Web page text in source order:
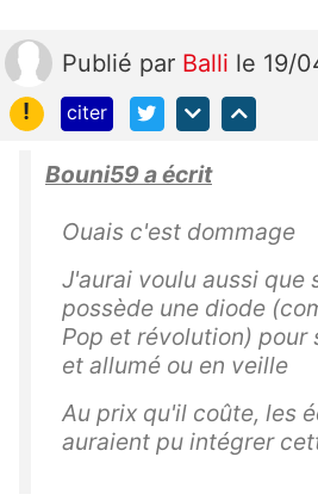
Publié par Balli le 19/
!
citer
Bouni59 a écrit
Ouais c'est dommage
J'aurai voulu aussi que
possède une diode
Pop et révolution) pour
et allumé ou en veille
Au prix qu'il coûte, les
auraient pu intégrer